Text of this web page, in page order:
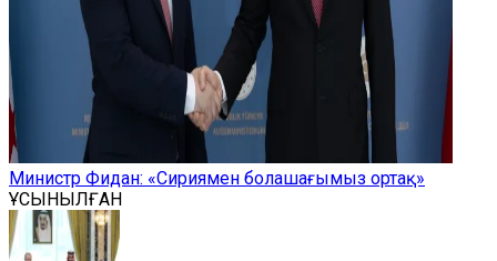
Министр Фидан: «Сириямен болашағымыз ортақ»
ҰСЫНЫЛҒАН